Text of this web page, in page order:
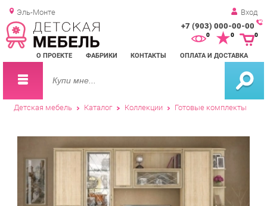
Эль-Монте Вход
+7 (903) 000-00-00
О ПРОЕКТЕ ФАБРИКИ КОНТАКТЫ ОПЛАТА И ДОСТАВКА
0 0
Детская мебель Каталог Коллекции Готовые комплекты